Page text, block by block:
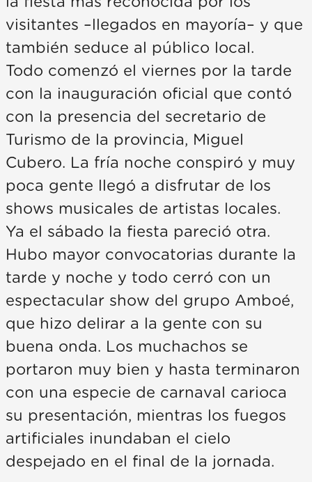
visitantes –llegados en mayoría– y que
también seduce al público local.
Todo comenzó el viernes por la tarde
con la inauguración oficial que contó
con la presencia del secretario de
Turismo de la provincia, Miguel
Cubero. La fría noche conspiró y muy
poca gente llegó a disfrutar de los
shows musicales de artistas locales.
Ya el sábado la fiesta pareció otra.
Hubo mayor convocatorias durante la
tarde y noche y todo cerró con un
espectacular show del grupo Amboé,
que hizo delirar a la gente con su
buena onda. Los muchachos se
portaron muy bien y hasta terminaron
con una especie de carnaval carioca
su presentación, mientras los fuegos
artificiales inundaban el cielo
despejado en el final de la jornada.